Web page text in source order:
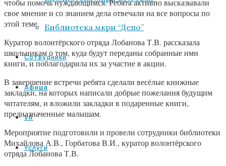
Библиотека мкрн “Депо”
Сотрудники
Афиша
VR
Услуги
чтобы помочь нуждающимся. Ребята активно высказывали
свое мнение и со знанием дела отвечали на все вопросы по
этой теме.
Куратор волонтёрского отряда Лобанова Т.В. рассказала
школьникам о том, куда будут переданы собранные ими
книги, и поблагодарила их за участие в акции.
В завершение встречи ребята сделали весёлые книжные
закладки, на которых написали добрые пожелания будущим
читателям, и вложили закладки в подаренные книги,
предназначенные малышам.
Мероприятие подготовили и провели сотрудники библиотеки
Михайлова А.В., Горбатова В.И., куратор волонтёрского
отряда Лобанова Т.В.